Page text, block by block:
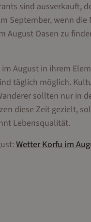
sind ausverkauft,
September, wenn
August Oasen zu
August in ihrem
täglich möglich.
sollten nur in
diese Zeit gezielt,
Lebensqualität.
: WetterKorfuim